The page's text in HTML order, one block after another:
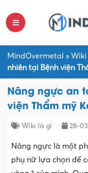
MindOvermetal »
nhiên tại Bệnh viện
Nâng ngực an
viện Thẩm mỹ
Wiki là gì 28-
Nâng ngực là một
phụ nữ lựa chọn để